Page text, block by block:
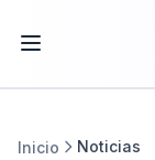
Inicio Noticias